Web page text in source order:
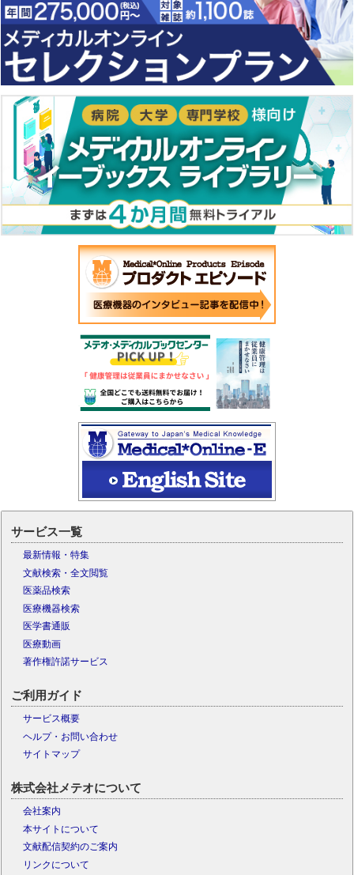
サービス一覧
最新情報・特集
文献検索・全文閲覧
医薬品検索
医療機器検索
医学書通販
医療動画
著作権許諾サービス
ご利用ガイド
サービス概要
ヘルプ・お問い合わせ
サイトマップ
株式会社メテオについて
会社案内
本サイトについて
文献配信契約のご案内
リンクについて